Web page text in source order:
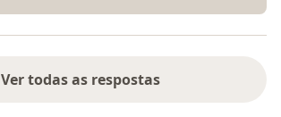
Ver todas as respostas